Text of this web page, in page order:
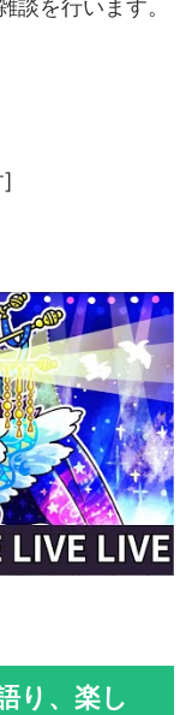
談を行います。
]
り、楽し